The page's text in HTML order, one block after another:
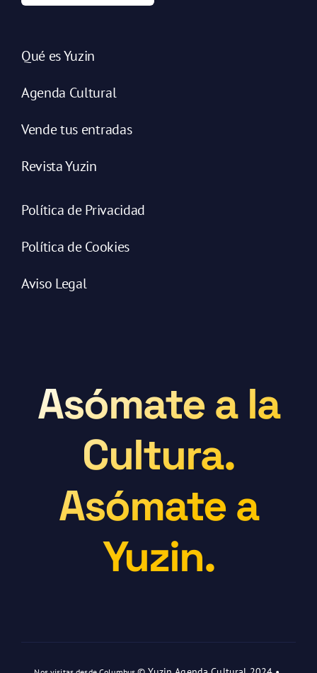
Qué es Yuzin
Agenda Cultural
Vende tus entradas
Revista Yuzin
Política de Privacidad
Política de Cookies
Aviso Legal
Asómate a la
Cultura.
Asómate a
Yuzin.